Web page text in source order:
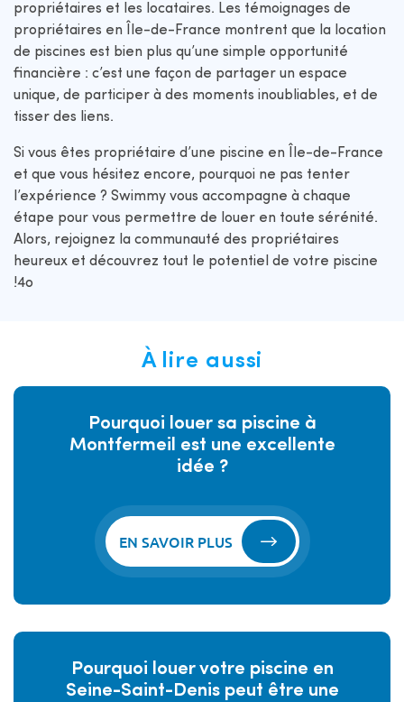
propriétaires et les locataires. Les témoignages de
propriétaires en Île-de-France montrent que la location
de piscines est bien plus qu’une simple opportunité
financière : c’est une façon de partager un espace
unique, de participer à des moments inoubliables, et de
tisser des liens.
Si vous êtes propriétaire d’une piscine en Île-de-France
et que vous hésitez encore, pourquoi ne pas tenter
l’expérience ? Swimmy vous accompagne à chaque
étape pour vous permettre de louer en toute sérénité.
Alors, rejoignez la communauté des propriétaires
heureux et découvrez tout le potentiel de votre piscine
!4o
À lire aussi
Pourquoi louer sa piscine à
Montfermeil est une excellente
idée ?
EN SAVOIR PLUS
Pourquoi louer votre piscine en
Seine-Saint-Denis peut être une